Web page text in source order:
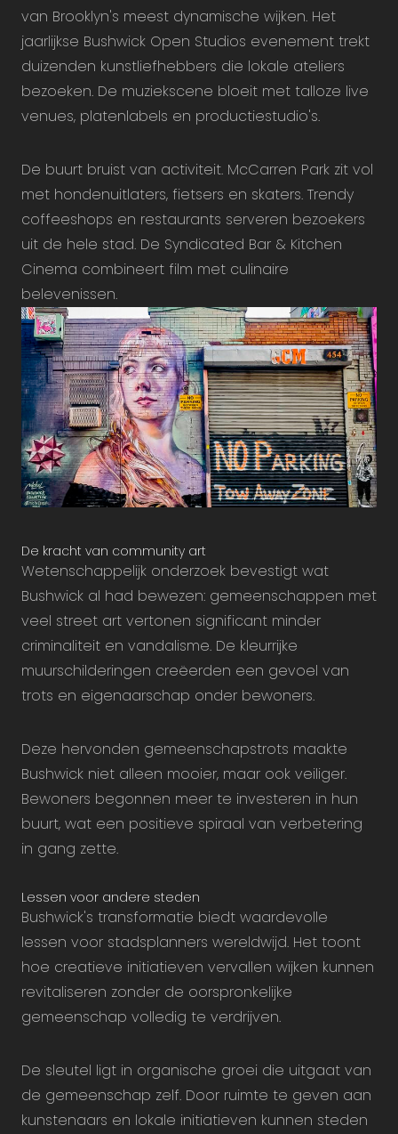
van Brooklyn's meest dynamische wijken. Het
jaarlijkse Bushwick Open Studios evenement trekt
duizenden kunstliefhebbers die lokale ateliers
bezoeken. De muziekscene bloeit met talloze live
venues, platenlabels en productiestudio's.
De buurt bruist van activiteit. McCarren Park zit vol
met hondenuitlaters, fietsers en skaters. Trendy
coffeeshops en restaurants serveren bezoekers
uit de hele stad. De Syndicated Bar & Kitchen
Cinema combineert film met culinaire
belevenissen.
De kracht van community art
Wetenschappelijk onderzoek bevestigt wat
Bushwick al had bewezen: gemeenschappen met
veel street art vertonen significant minder
criminaliteit en vandalisme. De kleurrijke
muurschilderingen creëerden een gevoel van
trots en eigenaarschap onder bewoners.
Deze hervonden gemeenschapstrots maakte
Bushwick niet alleen mooier, maar ook veiliger.
Bewoners begonnen meer te investeren in hun
buurt, wat een positieve spiraal van verbetering
in gang zette.
Lessen voor andere steden
Bushwick's transformatie biedt waardevolle
lessen voor stadsplanners wereldwijd. Het toont
hoe creatieve initiatieven vervallen wijken kunnen
revitaliseren zonder de oorspronkelijke
gemeenschap volledig te verdrijven.
De sleutel ligt in organische groei die uitgaat van
de gemeenschap zelf. Door ruimte te geven aan
kunstenaars en lokale initiatieven kunnen steden